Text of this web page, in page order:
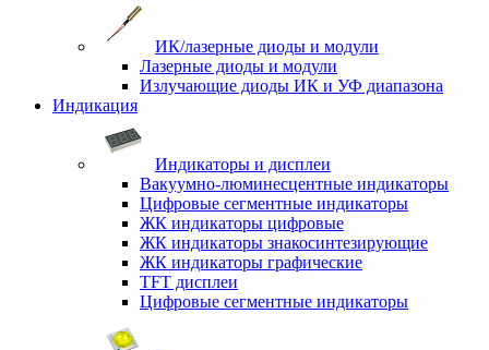
ИК/лазерные диоды и модули
Лазерные диоды и модули
Излучающие диоды ИК и УФ диапазона
Индикация
Индикаторы и дисплеи
Вакуумно-люминесцентные индикаторы
Цифровые сегментные индикаторы
ЖК индикаторы цифровые
ЖК индикаторы знакосинтезирующие
ЖК индикаторы графические
TFT дисплеи
Цифровые сегментные индикаторы